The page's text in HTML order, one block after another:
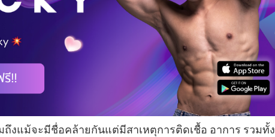
งแม้จะมีชื่อคล้ายกันแต่มีสาเหตุการติดเชื้อ อาการ รวมทั้ง